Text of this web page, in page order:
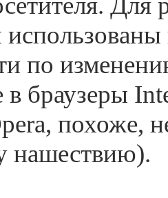
по
в браузеры
похоже,
нашествию).